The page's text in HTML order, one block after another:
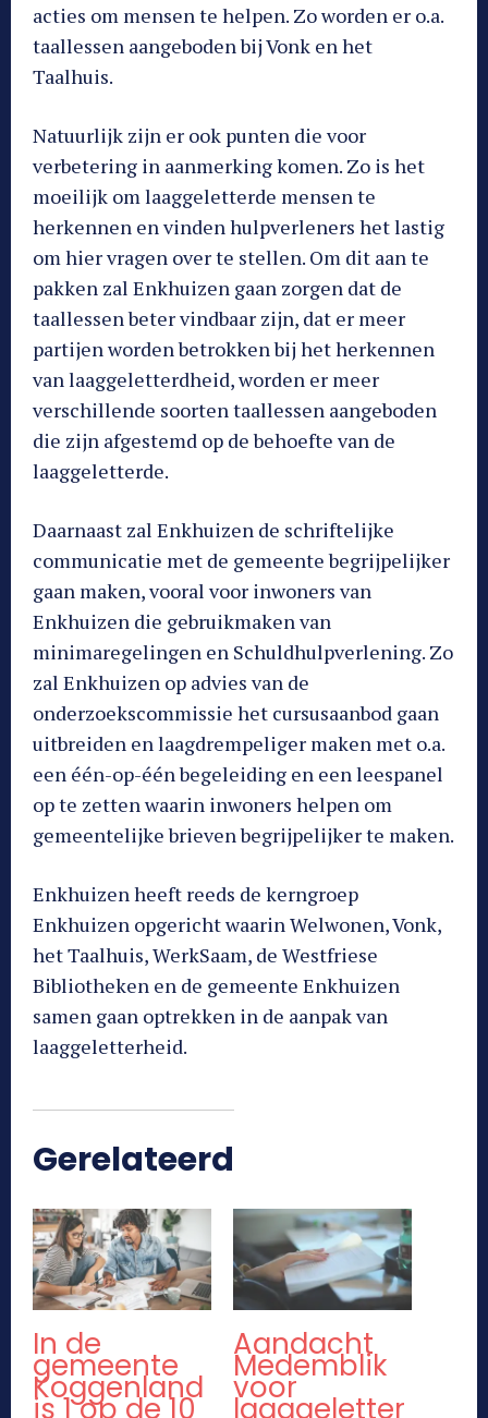
acties om mensen te helpen. Zo worden er o.a.
taallessen aangeboden bij Vonk en het
Taalhuis.
Natuurlijk zijn er ook punten die voor
verbetering in aanmerking komen. Zo is het
moeilijk om laaggeletterde mensen te
herkennen en vinden hulpverleners het lastig
om hier vragen over te stellen. Om dit aan te
pakken zal Enkhuizen gaan zorgen dat de
taallessen beter vindbaar zijn, dat er meer
partijen worden betrokken bij het herkennen
van laaggeletterdheid, worden er meer
verschillende soorten taallessen aangeboden
die zijn afgestemd op de behoefte van de
laaggeletterde.
Daarnaast zal Enkhuizen de schriftelijke
communicatie met de gemeente begrijpelijker
gaan maken, vooral voor inwoners van
Enkhuizen die gebruikmaken van
minimaregelingen en Schuldhulpverlening. Zo
zal Enkhuizen op advies van de
onderzoekscommissie het cursusaanbod gaan
uitbreiden en laagdrempeliger maken met o.a.
een één-op-één begeleiding en een leespanel
op te zetten waarin inwoners helpen om
gemeentelijke brieven begrijpelijker te maken.
Enkhuizen heeft reeds de kerngroep
Enkhuizen opgericht waarin Welwonen, Vonk,
het Taalhuis, WerkSaam, de Westfriese
Bibliotheken en de gemeente Enkhuizen
samen gaan optrekken in de aanpak van
laaggeletterheid.
Gerelateerd
In de
gemeente
Koggenland
is 1 op de 10
Aandacht
Medemblik
voor
laaggeletter